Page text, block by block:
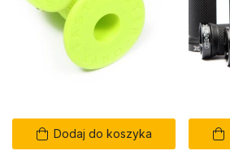
Dodaj do koszyka